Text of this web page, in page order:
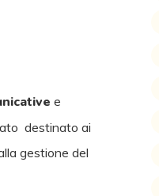
e
destinato ai
gestione del